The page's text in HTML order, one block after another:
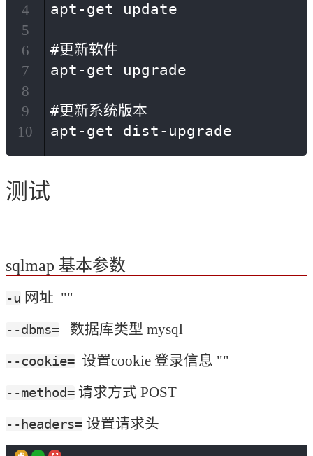
apt-get update
#更新软件
apt-get upgrade
#更新系统版本
apt-get dist-upgrade
4
5
6
7
8
9
10
测试
sqlmap 基本参数
-u 网址  ""
--dbms=
   数据库类型 mysql
--cookie=
  设置cookie 登录信息 ""
--method= 请求方式 POST
--headers= 设置请求头